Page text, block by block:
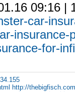
09:16 |
car-
insurance-
for-
http://